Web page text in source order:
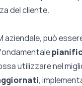
del cliente.
può
utilizzare nel
,